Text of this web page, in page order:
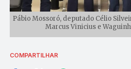
Pábio Mossoró, deputado Célio
Marcus Vinicius e
COMPARTILHAR